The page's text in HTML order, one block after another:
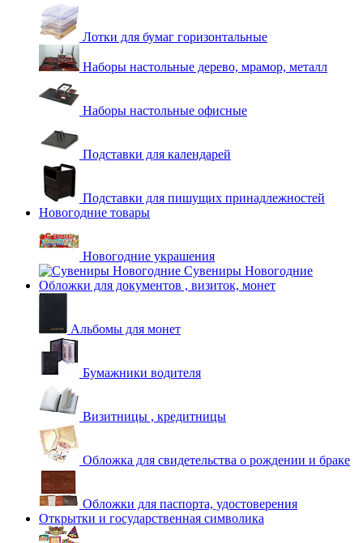
Лотки для бумаг горизонтальные
Наборы настольные дерево, мрамор, металл
Наборы настольные офисные
Подставки для календарей
Подставки для пишущих принадлежностей
Новогодние товары
Новогодние украшения
Сувениры Новогодние
Обложки для документов , визиток, монет
Альбомы для монет
Бумажники водителя
Визитницы , кредитницы
Обложка для свидетельства о рождении и браке
Обложки для паспорта, удостоверения
Открытки и государственная символика